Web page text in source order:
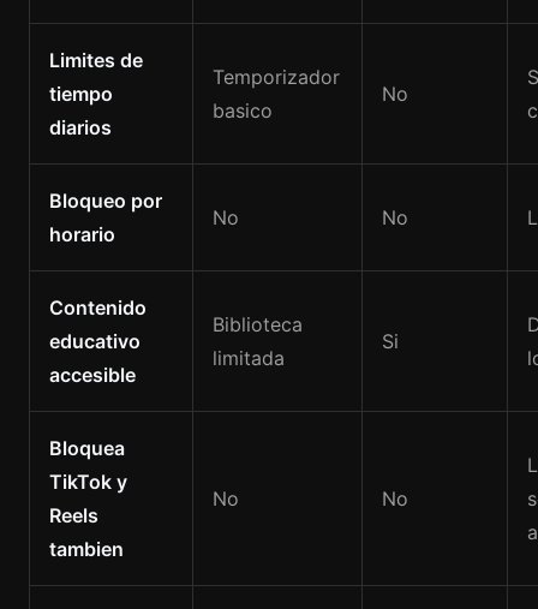
Limites de
tiempo
diarios
Temporizador
basico
No
Bloqueo por
horario
No No
Contenido
educativo
accesible
Biblioteca
limitada
Si
Bloquea
TikTok y
Reels
tambien
No No